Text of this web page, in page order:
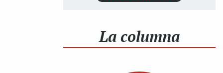
La columna